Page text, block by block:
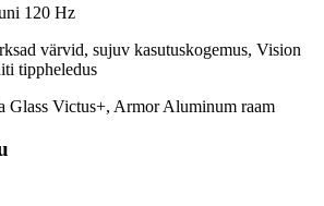
120 Hz
värvid, sujuv kasutuskogemus, Vision
tippheledus
Glass Victus+, Armor Aluminum raam